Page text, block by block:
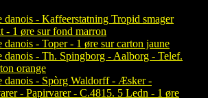
danois - Kaffeerstatning Tropid smager
- 1 øre sur fond marron
danois - Toper - 1 øre sur carton jaune
danois - Th. Spingborg - Aalborg - Telef.
orange
danois - Spòrg Waldorff - Æsker -
- Papirvarer - C.4815. 5 Ledn - 1 øre